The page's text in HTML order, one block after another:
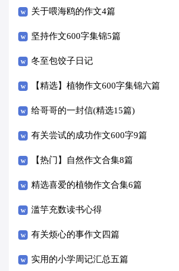
关于喂海鸥的作文4篇
坚持作文600字集锦5篇
冬至包饺子日记
【精选】植物作文600字集锦六篇
给哥哥的一封信(精选15篇)
有关尝试的成功作文600字9篇
【热门】自然作文合集8篇
精选喜爱的植物作文合集6篇
滥竽充数读书心得
有关烦心的事作文四篇
实用的小学周记汇总五篇